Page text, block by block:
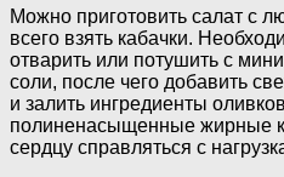
Можно приготовить салат с
всего взять кабачки.
отварить или потушить с
соли, после чего добавить
и залить ингредиенты
полиненасыщенные жирные
сердцу справляться с